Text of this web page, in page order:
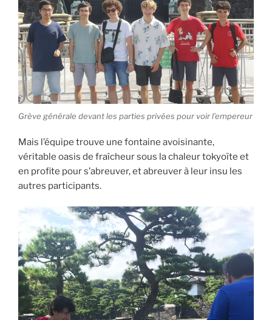
Grève générale devant les parties privées pour voir l’empereur
Mais l’équipe trouve une fontaine avoisinante,
véritable oasis de fraîcheur sous la chaleur tokyoïte et
en profite pour s’abreuver, et abreuver à leur insu les
autres participants.